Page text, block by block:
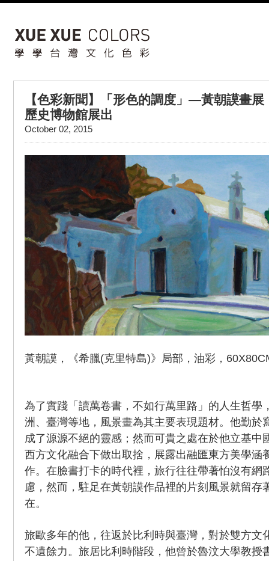
【色彩新聞】「形色的調度」—黃朝謨畫
歷史博物館展出
October 02, 2015
黃朝謨，《希臘(克里特島)》局部，油彩，
為了實踐「讀萬卷書，不如行萬里路」的人生哲學
洲、臺灣等地，風景畫為其主要表現題材。他勤於
成了源源不絕的靈感；然而可貴之處在於他立基中
西方文化融合下做出取捨，展露出融匯東方美學涵
作。在臉書打卡的時代裡，旅行往往帶著怕沒有網
慮，然而，駐足在黃朝謨作品裡的片刻風景就留存
在。
旅歐多年的他，往返於比利時與臺灣，對於雙方文
不遺餘力。旅居比利時階段，他曾於魯汶大學教授